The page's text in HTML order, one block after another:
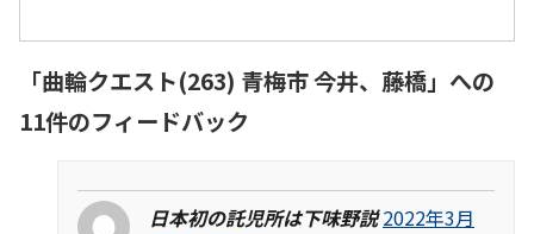
「曲輪クエスト(263) 青梅市 今井、藤橋」への
11件のフィードバック
日本初の託児所は下味野説 2022年3月